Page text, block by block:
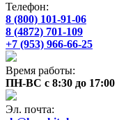
Телефон:
8 (800) 101-91-06
8 (4872) 701-109
+7 (953) 966-66-25
Время работы:
ПН-ВС с 8:30 до 17:00
Эл. почта: